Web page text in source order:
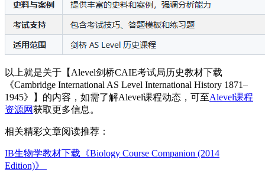
以上就是关于【Alevel剑桥CAIE考试局历史教材下载
《Cambridge International AS Level International History 1871–
1945》】的内容，如需了解Alevel课程动态，可至Alevel课程
资源网获取更多信息。
相关精彩文章阅读推荐：
IB生物学教材下载《Biology Course Companion (2014
Edition)》